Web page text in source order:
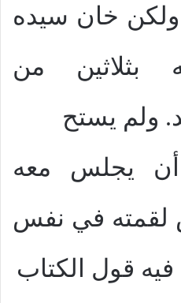
ولكن خان سيده
بثلاثين من
ولم يستح
يجلس معه
لقمته في نفس
قول الكتاب